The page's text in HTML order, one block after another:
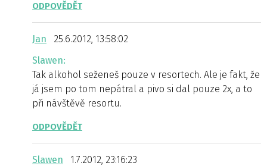
ODPOVĚDĚT
Jan
25.6.2012, 13:58:02
Slawen:
Tak alkohol seženeš pouze v resortech. Ale je fakt, že
já jsem po tom nepátral a pivo si dal pouze 2x, a to
při návštěvě resortu.
ODPOVĚDĚT
Slawen
1.7.2012, 23:16:23